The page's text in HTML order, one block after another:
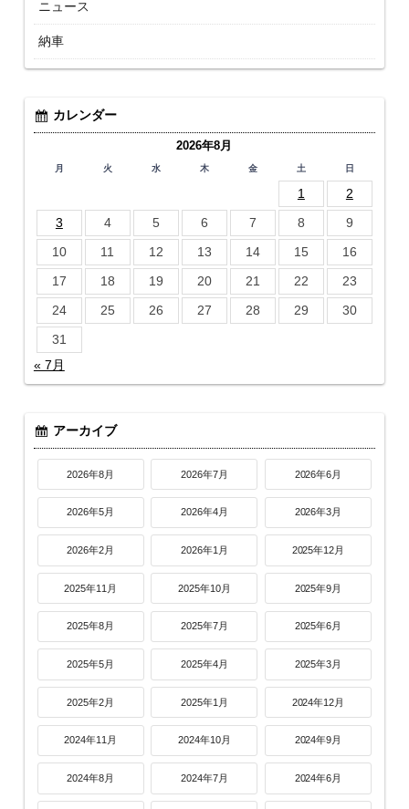
ニュース
納車
カレンダー
2026年8月
月 火 水 木 金 土 日
1
2
3
4 5 6 7 8
9
10
11 12 13 14 15
16
17
18 19 20 21 22
23
24
25 26 27 28 29
30
31
« 7月
アーカイブ
2026年8月 2026年7月 2026年6月
2026年5月 2026年4月 2026年3月
2026年2月 2026年1月 2025年12月
2025年11月 2025年10月 2025年9月
2025年8月 2025年7月 2025年6月
2025年5月 2025年4月 2025年3月
2025年2月 2025年1月 2024年12月
2024年11月 2024年10月 2024年9月
2024年8月 2024年7月 2024年6月